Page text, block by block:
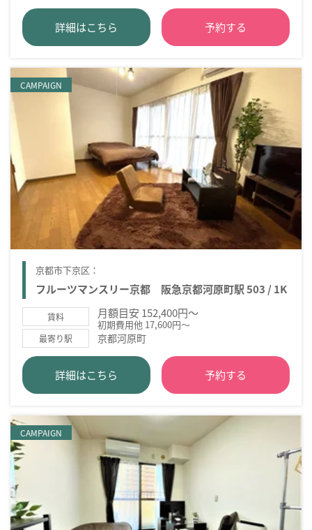
詳細はこちら 予約する
CAMPAIGN
京都市下京区：
フルーツマンスリー京都 阪急京都河原町駅 503 / 1K
賃料 月額目安 152,400円～
初期費用他 17,600円～
最寄り駅 京都河原町
詳細はこちら 予約する
CAMPAIGN